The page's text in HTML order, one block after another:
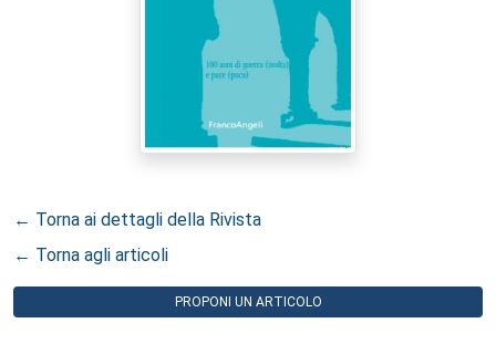
← Torna ai dettagli della Rivista
← Torna agli articoli
PROPONI UN ARTICOLO